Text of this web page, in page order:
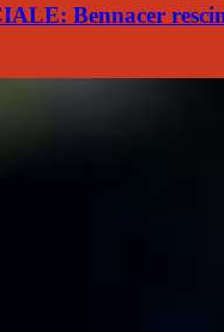
Bennacer